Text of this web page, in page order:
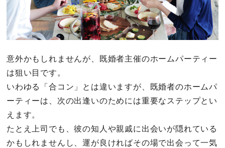
意外かもしれませんが、既婚者主催のホームパーティー
は狙い目です。
いわゆる「合コン」とは違いますが、既婚者のホームパ
ーティーは、次の出逢いのためには重要なステップとい
えます。
たとえ上司でも、彼の知人や親戚に出会いが隠れている
かもしれませんし、運が良ければその場で出会って一気